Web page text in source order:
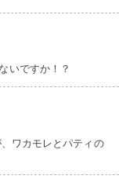
いですか！？
ワカモレとパティの